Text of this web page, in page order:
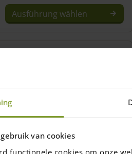
van cookies
functionele cookies om onze
Ausführung wählen